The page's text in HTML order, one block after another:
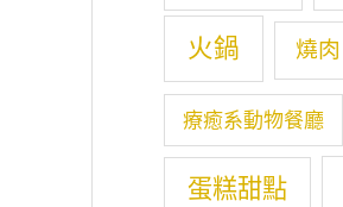
火鍋 燒肉
療癒系動物餐廳
蛋糕甜點